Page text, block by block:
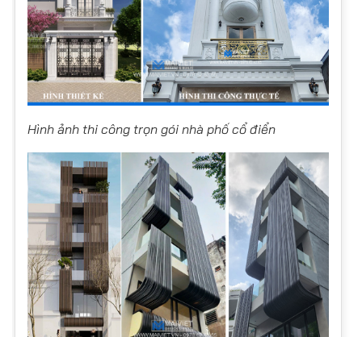
Hình ảnh thi công trọn gói nhà phố cổ điển